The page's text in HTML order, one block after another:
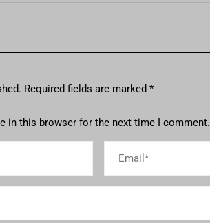
Required fields are marked *
in this browser for the next time I comment.